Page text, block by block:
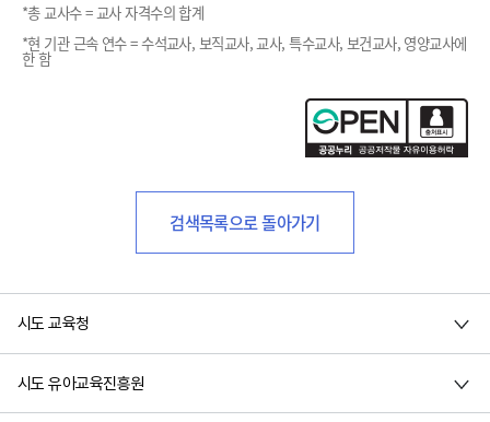
*총 교사수 = 교사 자격수의 합계
*현 기관 근속 연수 = 수석교사, 보직교사, 교사, 특수교사, 보건교사, 영양교사에
한 함
검색목록으로 돌아가기
시도 교육청
시도 유아교육진흥원